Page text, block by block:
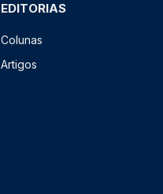
EDITORIAS
Colunas
Artigos